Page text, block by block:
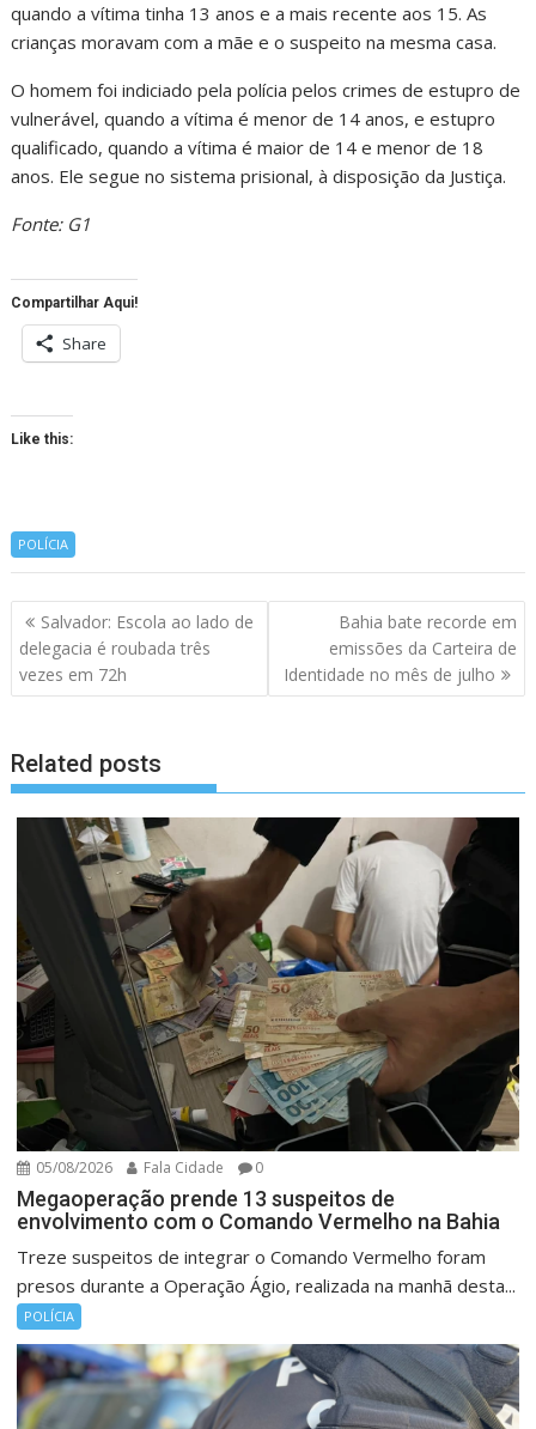
quando a vítima tinha 13 anos e a mais recente aos 15. As
crianças moravam com a mãe e o suspeito na mesma casa.
O homem foi indiciado pela polícia pelos crimes de estupro de
vulnerável, quando a vítima é menor de 14 anos, e estupro
qualificado, quando a vítima é maior de 14 e menor de 18
anos. Ele segue no sistema prisional, à disposição da Justiça.
Fonte: G1
Compartilhar Aqui!
Share
Like this:
POLÍCIA
Navegação
de
artigos
Salvador: Escola ao lado de
delegacia é roubada três
vezes em 72h
Bahia bate recorde em
emissões da Carteira de
Identidade no mês de julho
Related posts
05/08/2026 Fala Cidade 0
Megaoperação prende 13 suspeitos de
envolvimento com o Comando Vermelho na Bahia
Treze suspeitos de integrar o Comando Vermelho foram
presos durante a Operação Ágio, realizada na manhã desta...
POLÍCIA